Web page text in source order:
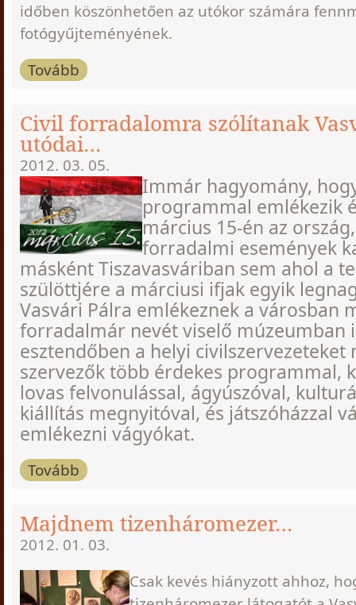
időben köszönhetően az utókor számára
fotógyűjteményének.
Tovább
Civil forradalomra szólítanak
utódai…
2012. 03. 05.
Immár hagyomány,
programmal emlékezik
március 15-én az
forradalmi események
másként Tiszavasváriban sem ahol a
szülöttjére a márciusi ifjak egyik
Vasvári Pálra emlékeznek a városban
forradalmár nevét viselő múzeumban
esztendőben a helyi civilszervezeteket
szervezők több érdekes programmal,
lovas felvonulással, ágyúszóval,
kiállítás megnyitóval, és játszóházzal
emlékezni vágyókat.
Tovább
Majdnem tizenháromezer…
2012. 01. 03.
Csak kevés hiányzott ahhoz,